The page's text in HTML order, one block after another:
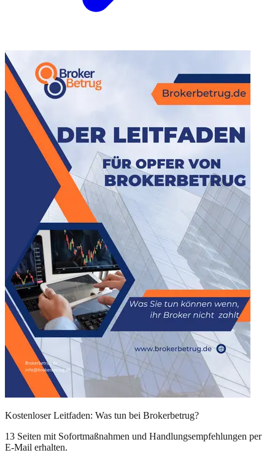
Kostenloser Leitfaden: Was tun bei Brokerbetrug?
13 Seiten mit Sofortmaßnahmen und Handlungsempfehlungen per
E-Mail erhalten.